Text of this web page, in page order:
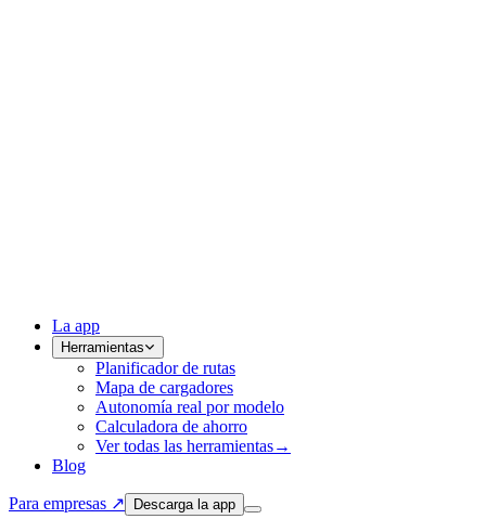
La app
Herramientas
Planificador de rutas
Mapa de cargadores
Autonomía real por modelo
Calculadora de ahorro
Ver todas las herramientas→
Blog
Para empresas ↗ Descarga la app